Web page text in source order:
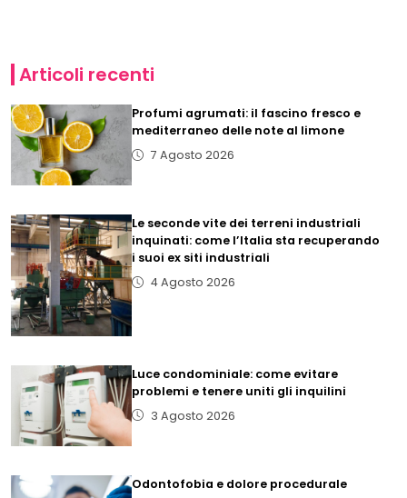
Articoli recenti
Profumi agrumati: il fascino fresco e
mediterraneo delle note al limone
7 Agosto 2026
Le seconde vite dei terreni industriali
inquinati: come l’Italia sta recuperando
i suoi ex siti industriali
4 Agosto 2026
Luce condominiale: come evitare
problemi e tenere uniti gli inquilini
3 Agosto 2026
Odontofobia e dolore procedurale